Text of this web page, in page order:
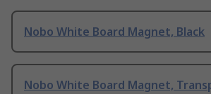
Nobo White Board Magnet, Black
Nobo White Board Magnet,